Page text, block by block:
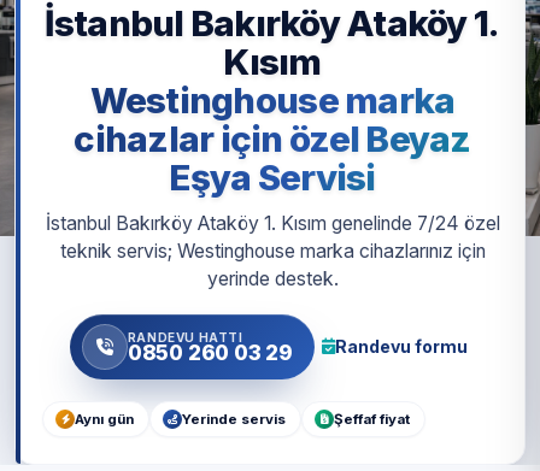
İstanbul Bakırköy Ataköy 1.
Kısım
Westinghouse marka
cihazlar için özel Beyaz
Eşya Servisi
İstanbul Bakırköy Ataköy 1. Kısım genelinde 7/24 özel
teknik servis; Westinghouse marka cihazlarınız için
yerinde destek.
RANDEVU HATTI
0850 260 03 29 Randevu formu
Aynı gün Yerinde servis Şeffaf fiyat